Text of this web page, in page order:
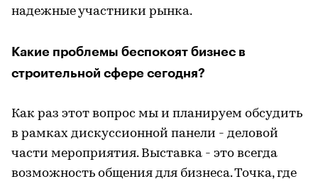
надежные участники рынка.
Какие проблемы беспокоят бизнес в
строительной сфере сегодня?
Как раз этот вопрос мы и планируем обсудить
в рамках дискуссионной панели - деловой
части мероприятия. Выставка - это всегда
возможность общения для бизнеса. Точка, где